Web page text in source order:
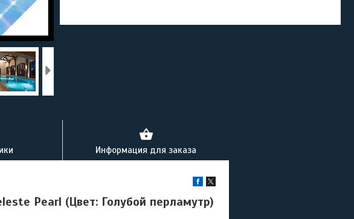
Информация для заказа
Pearl (Цвет: Голубой перламутр)